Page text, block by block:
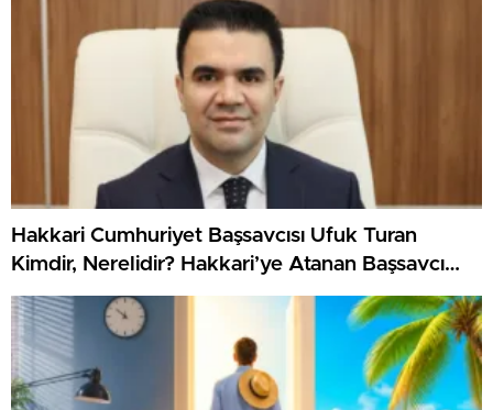
Hakkari Cumhuriyet Başsavcısı Ufuk Turan
Kimdir, Nerelidir? Hakkari’ye Atanan Başsavcı
Ufuk Turan’ın Kariyeri